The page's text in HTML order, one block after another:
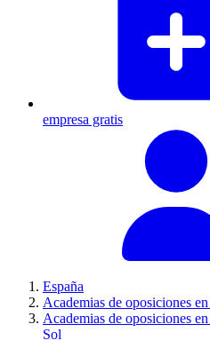
empresa gratis
España
Academias de oposiciones
Academias de oposiciones
Sol